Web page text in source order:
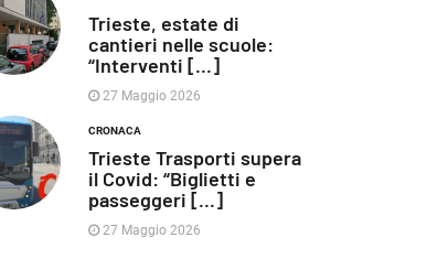
Trieste, estate di
cantieri nelle scuole:
“Interventi [...]
27 Maggio 2026
CRONACA
Trieste Trasporti supera
il Covid: “Biglietti e
passeggeri [...]
27 Maggio 2026